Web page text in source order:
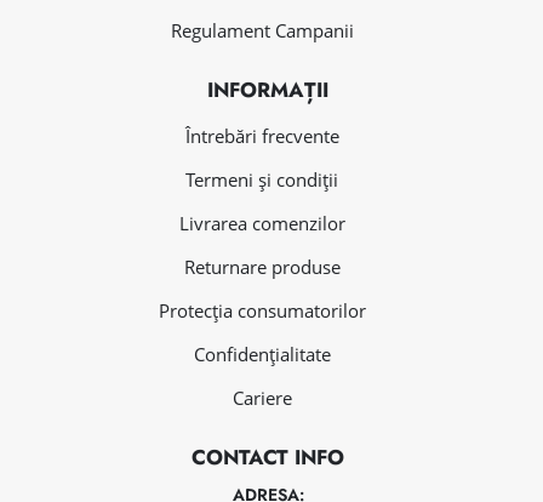
Regulament Campanii
INFORMAȚII
Întrebări frecvente
Termeni și condiții
Livrarea comenzilor
Returnare produse
Protecția consumatorilor
Confidențialitate
Cariere
CONTACT INFO
ADRESA: